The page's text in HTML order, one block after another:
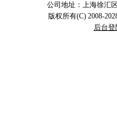
公司地址：上海徐汇
版权所有(C) 2008-
后台登